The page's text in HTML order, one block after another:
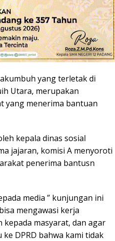
yang terletak di
Utara, merupakan
yang menerima bantuan
kepala dinas sosial
jajaran, komisi A menyoroti
penerima bantusn
media ” kunjungan ini
mengawasi kerja
masyarat, dan agar
DPRD bahwa kami tidak